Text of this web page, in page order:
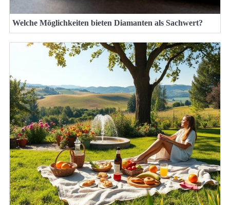
Welche Möglichkeiten bieten Diamanten als Sachwert?